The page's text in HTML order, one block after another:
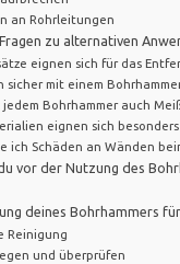
an Rohrleitungen
zu alternativen
eignen sich für das
sicher mit einem
Bohrhammer auch
eignen sich
ich Schäden an Wänden
vor der Nutzung des
deines Bohrhammers
Reinigung
und überprüfen